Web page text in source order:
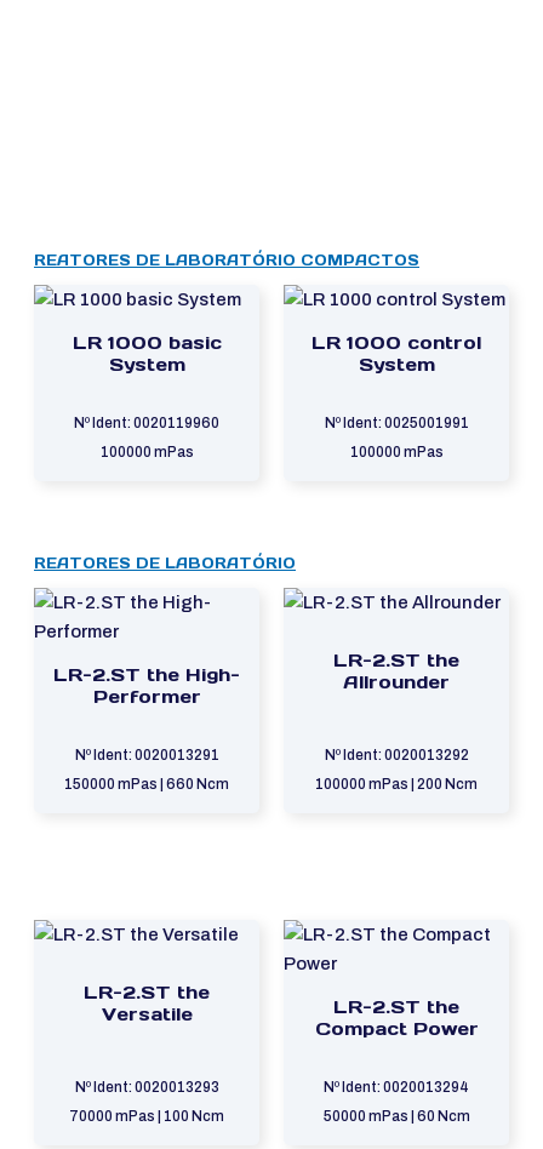
REATORES DE LABORATÓRIO COMPACTOS
LR 1000 basic
System
Nº Ident: 0020119960
100000 mPas
LR 1000 control
System
Nº Ident: 0025001991
100000 mPas
REATORES DE LABORATÓRIO
LR-2.ST the High-
Performer
Nº Ident: 0020013291
150000 mPas | 660 Ncm
LR-2.ST the
Allrounder
Nº Ident: 0020013292
100000 mPas | 200 Ncm
LR-2.ST the
Versatile
Nº Ident: 0020013293
70000 mPas | 100 Ncm
LR-2.ST the
Compact Power
Nº Ident: 0020013294
50000 mPas | 60 Ncm